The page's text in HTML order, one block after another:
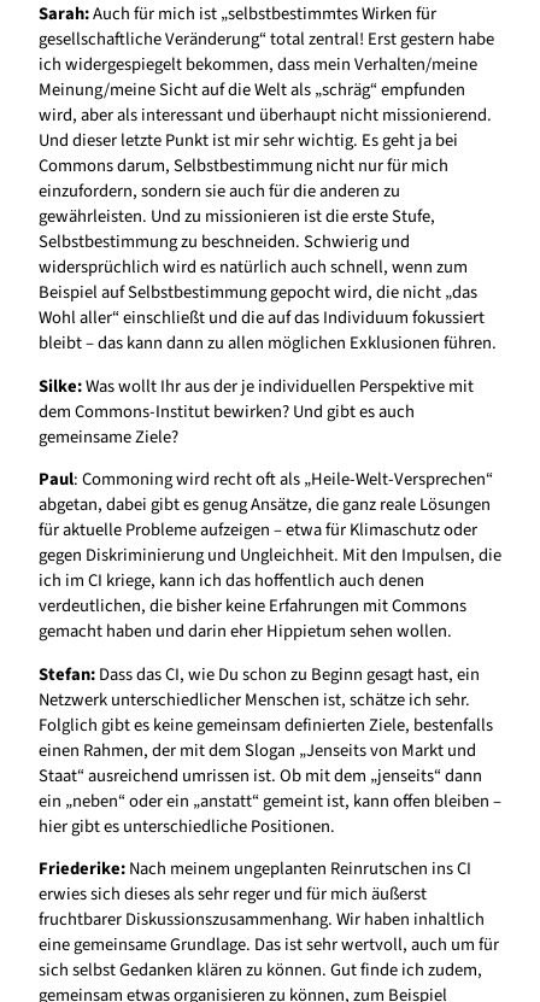
Sarah:Auch für mich ist „selbstbestimmtes Wirken für
gesellschaftliche Veränderung“ total zentral! Erst gestern habe
ich widergespiegelt bekommen, dass mein Verhalten/meine
Meinung/meine Sicht auf die Welt als „schräg“ empfunden
wird, aber als interessant und überhaupt nicht missionierend.
Und dieser letzte Punkt ist mir sehr wichtig. Es geht ja bei
Commons darum, Selbstbestimmung nicht nur für mich
einzufordern, sondern sie auch für die anderen zu
gewährleisten. Und zu missionieren ist die erste Stufe,
Selbstbestimmung zu beschneiden. Schwierig und
widersprüchlich wird es natürlich auch schnell, wenn zum
Beispiel auf Selbstbestimmung gepocht wird, die nicht „das
Wohl aller“ einschließt und die auf das Individuum fokussiert
bleibt – das kann dann zu allen möglichen Exklusionen führen.
Silke:Was wollt Ihr aus der je individuellen Perspektive mit
dem Commons-Institut bewirken? Und gibt es auch
gemeinsame Ziele?
Paul: Commoning wird recht oft als „Heile-Welt-Versprechen“
abgetan, dabei gibt es genug Ansätze, die ganz reale Lösungen
für aktuelle Probleme aufzeigen – etwa für Klimaschutz oder
gegen Diskriminierung und Ungleichheit. Mit den Impulsen, die
ich im CI kriege, kann ich das hoffentlich auch denen
verdeutlichen, die bisher keine Erfahrungen mit Commons
gemacht haben und darin eher Hippietum sehen wollen.
Stefan:Dass das CI, wie Du schon zu Beginn gesagt hast, ein
Netzwerk unterschiedlicher Menschen ist, schätze ich sehr.
Folglich gibt es keine gemeinsam definierten Ziele, bestenfalls
einen Rahmen, der mit dem Slogan „Jenseits von Markt und
Staat“ ausreichend umrissen ist. Ob mit dem „jenseits“ dann
ein „neben“ oder ein „anstatt“ gemeint ist, kann offen bleiben –
hier gibt es unterschiedliche Positionen.
Friederike:Nach meinem ungeplanten Reinrutschen ins CI
erwies sich dieses als sehr reger und für mich äußerst
fruchtbarer Diskussionszusammenhang. Wir haben inhaltlich
eine gemeinsame Grundlage. Das ist sehr wertvoll, auch um für
sich selbst Gedanken klären zu können. Gut finde ich zudem,
gemeinsam etwas organisieren zu können, zum Beispiel